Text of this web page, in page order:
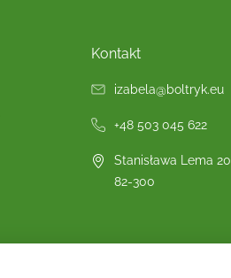
Kontakt
izabela@boltryk.eu
+48 503 045 622
Stanisława Lema 20
82-300